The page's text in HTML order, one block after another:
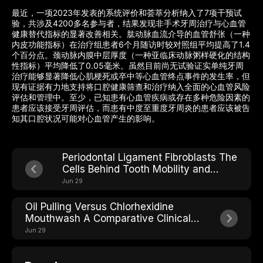
最近，一项2023年发表的系统评价和荟萃分析纳入了7项干预试
验，共涉及4200多名参与者，结果发现非手术牙周治疗与心血管
健康替代指标的显著改善相关。肱动脉血流介导的血管舒张（一种
内皮功能指标）在治疗组患者6个月随访时较对照组平均提高了1.4
个百分点。颈动脉内膜中层厚度（一种亚临床动脉粥样硬化的结构
性指标）平均降低了0.05毫米。虽然目前尚无试验证实单纯牙周
治疗能够显著降低心肌梗死或卒中等心血管终点事件的发生率，但
现有证据有力地支持将口腔健康筛查和治疗纳入全面的心血管风险
评估和管理中。至少，已知患有心血管疾病或存在多种危险因素的
患者应该接受牙周评估，而患有中度至重度牙周炎的患者应该被告
知其口腔状况可能对心血管产生的影响。
Periodontal Ligament Fibroblasts The
Cells Behind Tooth Mobility and
Stability
Jun 29
Oil Pulling Versus Chlorhexidine
Mouthwash A Comparative Clinical
Review
Jun 29